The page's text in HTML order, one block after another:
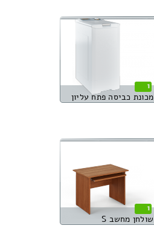
1
מכונת כביסה פתח עליון
1
שולחן מחשב S